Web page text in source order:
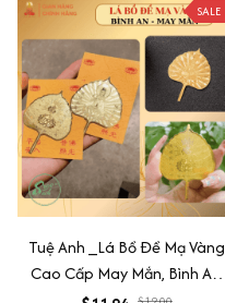
SALE
Tuệ Anh _Lá Bồ Đề Mạ Vàng
Cao Cấp May Mắn, Bình An,